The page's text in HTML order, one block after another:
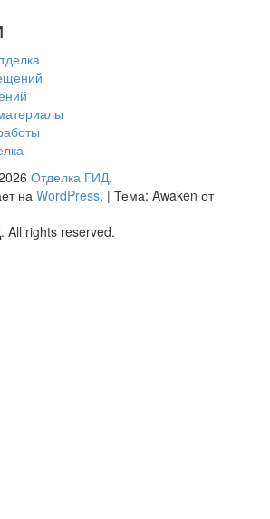
Отделка ГИД.
на WordPress. | Тема: Awaken от
All rights reserved.